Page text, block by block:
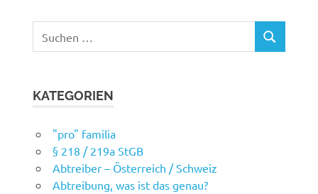
nach:
SUCHEN
KATEGORIEN
"pro" familia
§ 218 / 219a StGB
Abtreiber – Österreich / Schweiz
Abtreibung, was ist das genau?